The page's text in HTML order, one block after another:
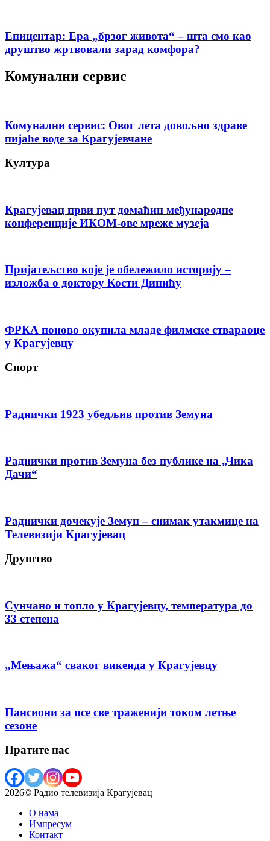
Епицентар: Ера „брзог живота“ – шта смо као
друштво жртвовали зарад комфора?
Комунални сервис
Комунални сервис: Овог лета довољно здраве
пијаће воде за Крагујевчане
Култура
Крагујевац први пут домаћин међународне
конференције ИКОМ-ове мреже музеја
Пријатељство које је обележило историју –
изложба о доктору Кости Динићу
ФРКА поново окупила младе филмске ствараоце
у Крагујевцу
Спорт
Раднички 1923 убедљив против Земуна
Раднички против Земуна без публике на „Чика
Дачи“
Раднички дочекује Земун – снимак утакмице на
Телевизији Крагујевац
Друштво
Сунчано и топло у Крагујевцу, температура до
33 степена
„Мењажа“ сваког викенда у Крагујевцу
Пансиони за псе све траженији током летње
сезоне
Пратите нас
2026© Радио телевизија Крагујевац
О нама
Импресум
Контакт